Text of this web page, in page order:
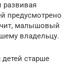
развивая
предусмотрено
малышовый
владельцу.
старше